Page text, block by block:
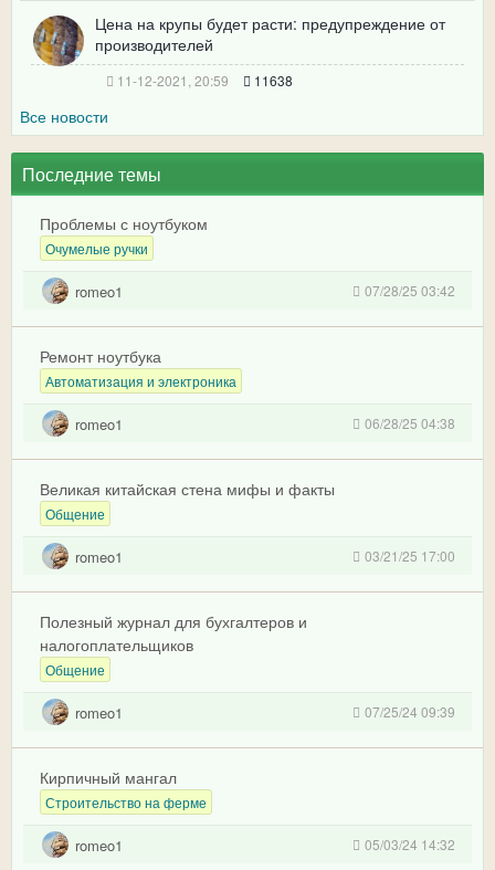
Цена на крупы будет расти: предупреждение от
производителей
11-12-2021, 20:59 11638
Все новости
Последние темы
Проблемы с ноутбуком
Очумелые ручки
romeo1 07/28/25 03:42
Ремонт ноутбука
Автоматизация и электроника
romeo1 06/28/25 04:38
Великая китайская стена мифы и факты
Общение
romeo1 03/21/25 17:00
Полезный журнал для бухгалтеров и
налогоплательщиков
Общение
romeo1 07/25/24 09:39
Кирпичный мангал
Строительство на ферме
romeo1 05/03/24 14:32